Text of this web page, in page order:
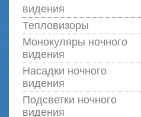
видения
Тепловизоры
Монокуляры ночного
видения
Насадки ночного
видения
Подсветки ночного
видения